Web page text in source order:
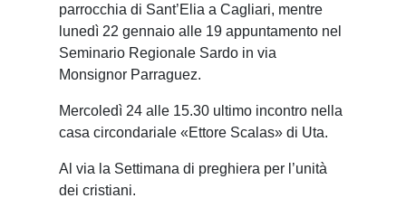
parrocchia di Sant’Elia a Cagliari, mentre
lunedì 22 gennaio alle 19 appuntamento nel
Seminario Regionale Sardo in via
Monsignor Parraguez.
Mercoledì 24 alle 15.30 ultimo incontro nella
casa circondariale «Ettore Scalas» di Uta.
Al via la Settimana di preghiera per l’unità
dei cristiani.